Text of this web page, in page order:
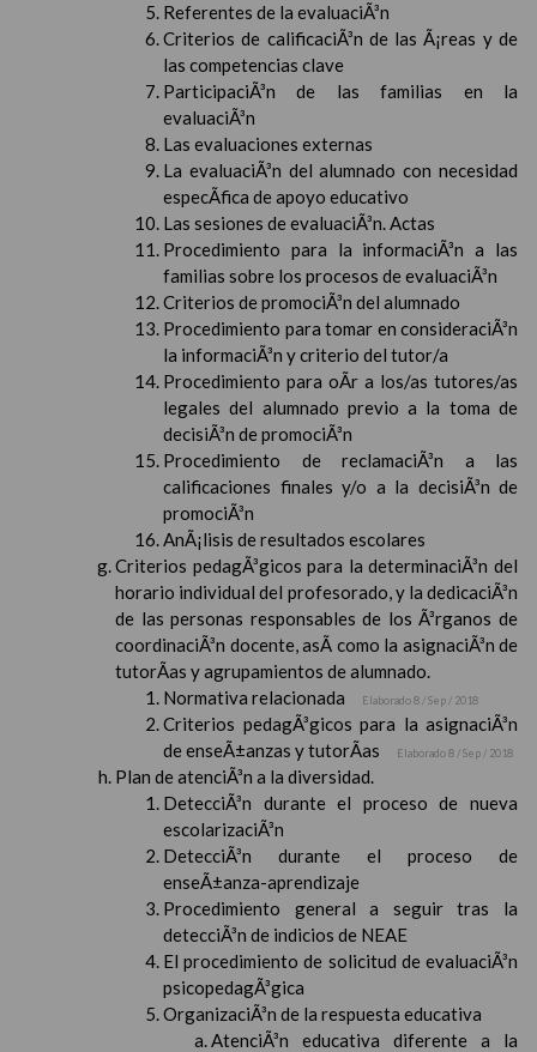
Referentes de la evaluaciÃ³n
Criterios de calificaciÃ³n de las Ã¡reas y de
las competencias clave
ParticipaciÃ³n de las familias en la
evaluaciÃ³n
Las evaluaciones externas
La evaluaciÃ³n del alumnado con necesidad
especÃ­fica de apoyo educativo
Las sesiones de evaluaciÃ³n. Actas
Procedimiento para la informaciÃ³n a las
familias sobre los procesos de evaluaciÃ³n
Criterios de promociÃ³n del alumnado
Procedimiento para tomar en consideraciÃ³n
la informaciÃ³n y criterio del tutor/a
Procedimiento para oÃ­r a los/as tutores/as
legales del alumnado previo a la toma de
decisiÃ³n de promociÃ³n
Procedimiento de reclamaciÃ³n a las
calificaciones finales y/o a la decisiÃ³n de
promociÃ³n
AnÃ¡lisis de resultados escolares
Criterios pedagÃ³gicos para la determinaciÃ³n del
horario individual del profesorado, y la dedicaciÃ³n
de las personas responsables de los Ã³rganos de
coordinaciÃ³n docente, asÃ­ como la asignaciÃ³n de
tutorÃ­as y agrupamientos de alumnado.
Normativa relacionada
Elaborado 8 / Sep / 2018
Criterios pedagÃ³gicos para la asignaciÃ³n
de enseÃ±anzas y tutorÃ­as
Elaborado 8 / Sep / 2018
Plan de atenciÃ³n a la diversidad.
DetecciÃ³n durante el proceso de nueva
escolarizaciÃ³n
DetecciÃ³n durante el proceso de
enseÃ±anza-aprendizaje
Procedimiento general a seguir tras la
detecciÃ³n de indicios de NEAE
El procedimiento de solicitud de evaluaciÃ³n
psicopedagÃ³gica
OrganizaciÃ³n de la respuesta educativa
AtenciÃ³n educativa diferente a la